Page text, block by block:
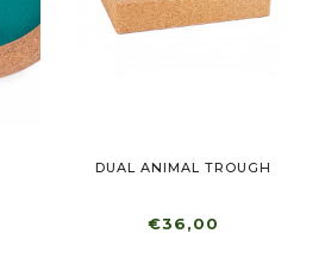
DUAL ANIMAL TROUGH
€36,00